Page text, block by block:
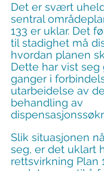
Det er svært
sentral
133 er uklar. Det
til stadighet må
hvordan planen
Dette har vist
ganger i
utarbeidelse av
behandling av
Slik situasjonen
seg, er det uklart
rettsvirkning Plan